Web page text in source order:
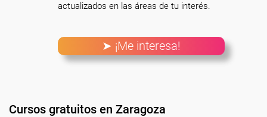
actualizados en las áreas de tu interés.
➤ ¡Me interesa!
Cursos gratuitos en Zaragoza